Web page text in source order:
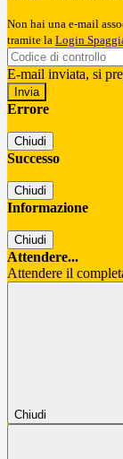
Non hai una e-mail
tramite la Login
E-mail inviata, si
Errore
Chiudi
Successo
Chiudi
Informazione
Chiudi
Attendere...
Attendere il
Chiudi